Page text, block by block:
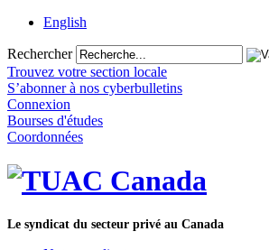
English
Rechercher
Trouvez votre section locale
S’abonner à nos cyberbulletins
Connexion
Bourses d'études
Coordonnées
Le syndicat du secteur privé au Canada